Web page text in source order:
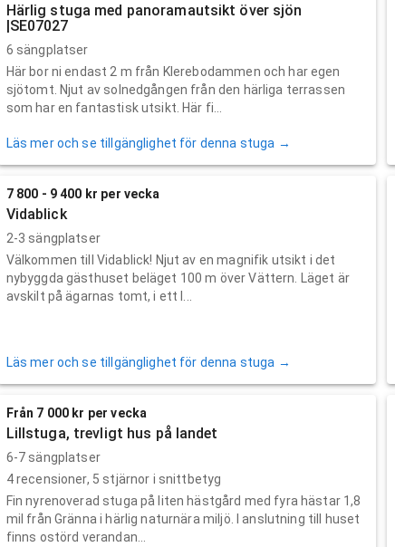
Härlig stuga med panoramautsikt över sjön
|SE07027
6 sängplatser
Här bor ni endast 2 m från Klerebodammen och har egen
sjötomt. Njut av solnedgången från den härliga terrassen
som har en fantastisk utsikt. Här fi...
Läs mer och se tillgänglighet för denna stuga →
7 800 - 9 400 kr per vecka
Vidablick
2-3 sängplatser
Välkommen till Vidablick! Njut av en magnifik utsikt i det
nybyggda gästhuset beläget 100 m över Vättern. Läget är
avskilt på ägarnas tomt, i ett l...
Läs mer och se tillgänglighet för denna stuga →
Från 7 000 kr per vecka
Lillstuga, trevligt hus på landet
6-7 sängplatser
4recensioner, 5 stjärnor i snittbetyg
Fin nyrenoverad stuga på liten hästgård med fyra hästar 1,8
mil från Gränna i härlig naturnära miljö. I anslutning till huset
finns ostörd verandan...